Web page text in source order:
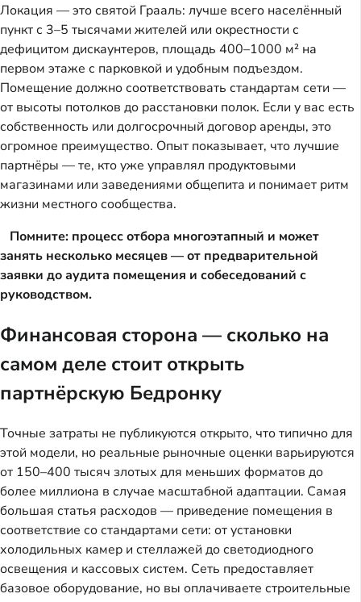
Локация — это святой Грааль: лучше всего населённый
пункт с 3–5 тысячами жителей или окрестности с
дефицитом дискаунтеров, площадь 400–1000 м² на
первом этаже с парковкой и удобным подъездом.
Помещение должно соответствовать стандартам сети —
от высоты потолков до расстановки полок. Если у вас есть
собственность или долгосрочный договор аренды, это
огромное преимущество. Опыт показывает, что лучшие
партнёры — те, кто уже управлял продуктовыми
магазинами или заведениями общепита и понимает ритм
жизни местного сообщества.
Помните: процесс отбора многоэтапный и может
занять несколько месяцев — от предварительной
заявки до аудита помещения и собеседований с
руководством.
Финансовая сторона — сколько на
самом деле стоит открыть
партнёрскую Бедронку
Точные затраты не публикуются открыто, что типично для
этой модели, но реальные рыночные оценки варьируются
от 150–400 тысяч злотых для меньших форматов до
более миллиона в случае масштабной адаптации. Самая
большая статья расходов — приведение помещения в
соответствие со стандартами сети: от установки
холодильных камер и стеллажей до светодиодного
освещения и кассовых систем. Сеть предоставляет
базовое оборудование, но вы оплачиваете строительные